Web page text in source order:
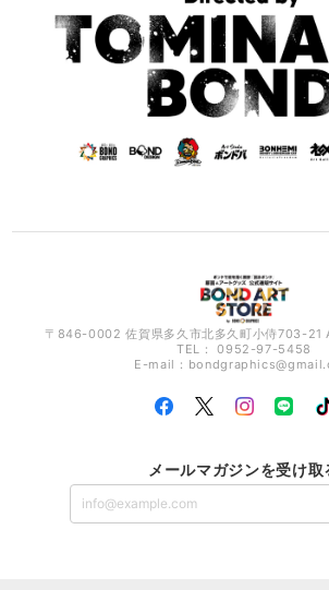
〒846-0002 佐賀県多久市北多久町小侍703-21
TEL： 0952-97-5458
E-mail：
メールマガジンを受け取